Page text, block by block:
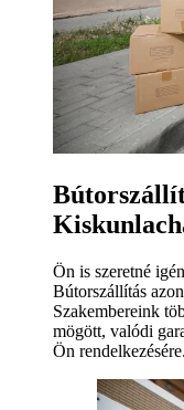
Ön is szeretné
Bútorszállítás
Szakembereink
mögött, valódi
Ön rendelkezésére.